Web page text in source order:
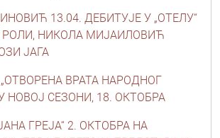
13.04. ДЕБИТУЈЕ У „ОТЕЛУ“
РОЛИ, НИКОЛА МИЈАИЛОВИЋ
ЈАГА
ВРАТА НАРОДНОГ
НОВОЈ СЕЗОНИ, 18. ОКТОБРА
ГРЕЈА“ 2. ОКТОБРА НА